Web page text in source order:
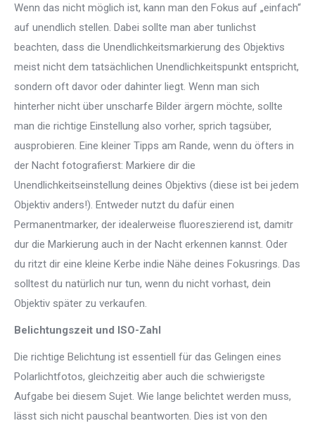
Wenn das nicht möglich ist, kann man den Fokus auf „einfach“
auf unendlich stellen. Dabei sollte man aber tunlichst
beachten, dass die Unendlichkeitsmarkierung des Objektivs
meist nicht dem tatsächlichen Unendlichkeitspunkt entspricht,
sondern oft davor oder dahinter liegt. Wenn man sich
hinterher nicht über unscharfe Bilder ärgern möchte, sollte
man die richtige Einstellung also vorher, sprich tagsüber,
ausprobieren. Eine kleiner Tipps am Rande, wenn du öfters in
der Nacht fotografierst: Markiere dir die
Unendlichkeitseinstellung deines Objektivs (diese ist bei jedem
Objektiv anders!). Entweder nutzt du dafür einen
Permanentmarker, der idealerweise fluoreszierend ist, damitr
dur die Markierung auch in der Nacht erkennen kannst. Oder
du ritzt dir eine kleine Kerbe indie Nähe deines Fokusrings. Das
solltest du natürlich nur tun, wenn du nicht vorhast, dein
Objektiv später zu verkaufen.
Belichtungszeit und ISO-Zahl
Die richtige Belichtung ist essentiell für das Gelingen eines
Polarlichtfotos, gleichzeitig aber auch die schwierigste
Aufgabe bei diesem Sujet. Wie lange belichtet werden muss,
lässt sich nicht pauschal beantworten. Dies ist von den